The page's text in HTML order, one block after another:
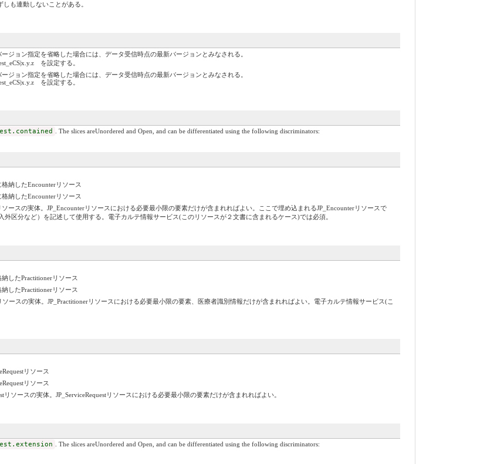
も連動しないことがある。
ジョン指定を省略した場合には、データ受信時点の最新バージョンとみなされる。
を設定する。
ジョン指定を省略した場合には、データ受信時点の最新バージョンとみなされる。
を設定する。
. The slices areUnordered and Open, and can be differentiated using the following discriminators:
納したEncounterリソース
納したEncounterリソース
ースの実体。JP_Encounterリソースにおける必要最小限の要素だけが含まれればよい。ここで埋め込まれるJP_Encounterリソースで
外区分など）を記述して使用する。電子カルテ情報サービス(このリソースが２文書に含まれるケース)では必須。
したPractitionerリソース
したPractitionerリソース
ースの実体。JP_Practitionerリソースにおける必要最小限の要素、医療者識別情報だけが含まれればよい。電子カルテ情報サービス(こ
リソース
リソース
ソースの実体。JP_ServiceRequestリソースにおける必要最小限の要素だけが含まれればよい。
. The slices areUnordered and Open, and can be differentiated using the following discriminators: